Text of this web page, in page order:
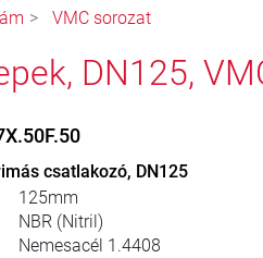
VMC sorozat
DN125,
csatlakozó, DN125
125mm
NBR (Nitril)
Nemesacél 1.4408